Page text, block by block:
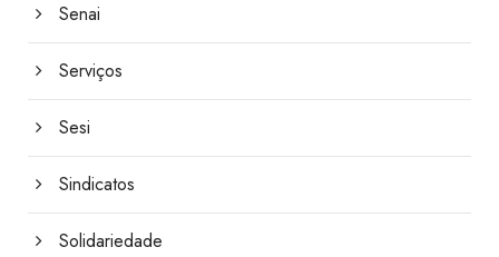
Senai
Serviços
Sesi
Sindicatos
Solidariedade